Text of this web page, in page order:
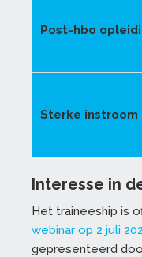
Post-hbo
Sterke instroom
Interesse in
Het traineeship is
webinar op 2 juli
gepresenteerd